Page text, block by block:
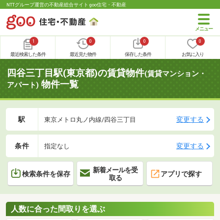
NTTグループ運営の不動産総合サイト goo住宅・不動産
1
最近検索した条件
0
最近見た物件
0
保存した条件
0
お気に入り
四谷三丁目駅(東京都)の賃貸物件(賃貸マンション・
アパート) 物件一覧
駅 東京メトロ丸ノ内線/四谷三丁目 変更する
条件 指定なし 変更する
検索条件を保存
新着メールを受
取る
アプリで探す
人数に合った間取りを選ぶ